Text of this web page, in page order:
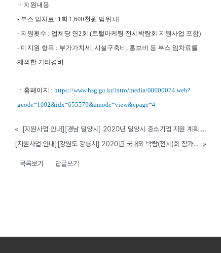
ㆍ지원내용
- 부스 임차료: 1회 1,600천원 범위 내
- 지원횟수 : 업체당 연2회 (토털마케팅 전시박람회 지원사업 포함)
- 미지원 항목 : 부가가치세, 시설구축비, 홍보비 등 부스 임차료를
제외한 기타경비
ㆍ홈페이지 : https://www.hsg.go.kr/intro/media/00000074.web?
gcode=1002&idx=655579&amode=view&cpage=4
«
[지원사업 안내][경남 밀양시] 2020년 밀양시 중소기업 지원 계획 공고
[지원사업 안내][강원도 강릉시] 2020년 국내외 박람(전시)회 참가지원계획 공고
»
목록보기 답글쓰기